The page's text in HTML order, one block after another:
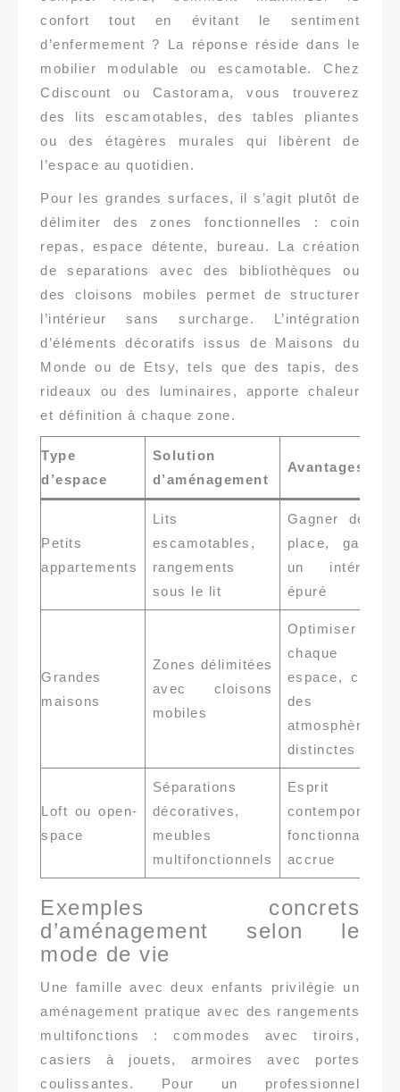
confort tout en évitant le sentiment
d’enfermement ? La réponse réside dans le
mobilier modulable ou escamotable. Chez
Cdiscount ou Castorama, vous trouverez
des lits escamotables, des tables pliantes
ou des étagères murales qui libèrent de
l’espace au quotidien.
Pour les grandes surfaces, il s’agit plutôt de
délimiter des zones fonctionnelles : coin
repas, espace détente, bureau. La création
de separations avec des bibliothèques ou
des cloisons mobiles permet de structurer
l’intérieur sans surcharge. L’intégration
d’éléments décoratifs issus de Maisons du
Monde ou de Etsy, tels que des tapis, des
rideaux ou des luminaires, apporte chaleur
et définition à chaque zone.
Type
d’espace
Solution
d’aménagement
Avantages
Petits
appartements
Lits
escamotables,
rangements
sous le lit
Gagner de la
place, garder
un intérieur
épuré
Grandes
maisons
Zones délimitées
avec cloisons
mobiles
Optimiser
chaque
espace, créer
des
atmosphères
distinctes
Loft ou open-
space
Séparations
décoratives,
meubles
multifonctionnels
Esprit
contemporain,
fonctionnalité
accrue
Exemples concrets
d’aménagement selon le
mode de vie
Une famille avec deux enfants privilégie un
aménagement pratique avec des rangements
multifonctions : commodes avec tiroirs,
casiers à jouets, armoires avec portes
coulissantes. Pour un professionnel